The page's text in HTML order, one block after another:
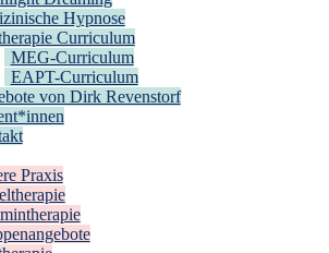
Hypnose
Curriculum
MEG-Curriculum
EAPT-Curriculum
von Dirk Revenstorf
Praxis